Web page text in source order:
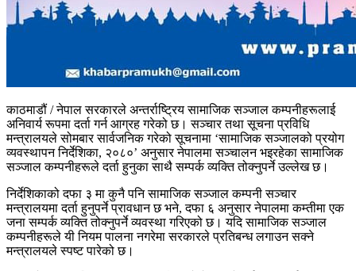
काठमाडौं / नेपाल सरकारले अन्तर्राष्ट्रिय सामाजिक सञ्जाल कम्पनीहरूलाई
अनिवार्य रूपमा दर्ता गर्न आग्रह गरेको छ। सञ्चार तथा सूचना प्रविधि
मन्त्रालयले सोमबार सार्वजनिक गरेको सूचनामा ‘सामाजिक सञ्जालको प्रयोग
व्यवस्थापन निर्देशिका, २०८०’ अनुसार नेपालमा सञ्चालन भइरहेका सामाजिक
सञ्जाल कम्पनीहरूले दर्ता हुनुका साथै सम्पर्क व्यक्ति तोक्नुपर्ने उल्लेख छ।
निर्देशिकाको दफा ३ मा कुनै पनि सामाजिक सञ्जाल कम्पनी सञ्चार
मन्त्रालयमा दर्ता हुनुपर्ने प्रावधान छ भने, दफा ६ अनुसार नेपालमा कम्तीमा एक
जना सम्पर्क व्यक्ति तोक्नुपर्ने व्यवस्था गरिएको छ। यदि सामाजिक सञ्जाल
कम्पनीहरूले यी नियम पालना नगरेमा सरकारले प्रतिबन्ध लगाउन सक्ने
मन्त्रालयले स्पष्ट पारेको छ।